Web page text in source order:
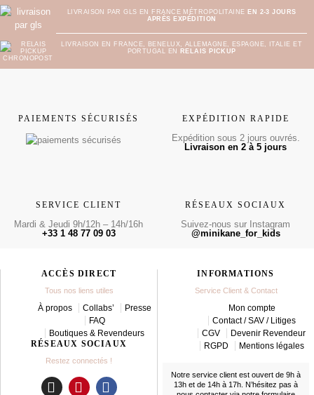
LIVRAISON PAR GLS EN FRANCE MÉTROPOLITAINE EN 2-3 JOURS
APRÈS EXPÉDITION
LIVRAISON EN FRANCE, BENELUX, ALLEMAGNE, ESPAGNE, ITALIE ET
PORTUGAL EN
RELAIS PICKUP
PAIEMENTS SÉCURISÉS EXPÉDITION RAPIDE
Expédition sous 2 jours ouvrés.
Livraison en 2 à 5 jours
SERVICE CLIENT
Mardi & Jeudi 9h/12h – 14h/16h
+33 1 48 77 09 03
RÉSEAUX SOCIAUX
Suivez-nous sur Instagram
@minikane_for_kids
ACCÈS DIRECT
Tous nos liens utiles
À propos Collabs’
Presse
FAQ
Boutiques & Revendeurs
RÉSEAUX SOCIAUX
Restez connectés !
INFORMATIONS
Service Client & Contact
Mon compte
Contact / SAV / Litiges
CGV
Devenir Revendeur
RGPD
Mentions légales
Notre service client est ouvert de 9h à
13h et de 14h à 17h. N’hésitez pas à